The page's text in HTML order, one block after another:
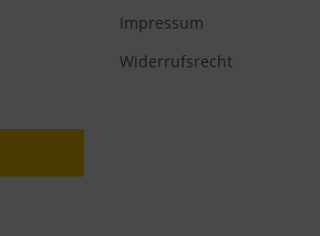
Impressum
Widerrufsrecht